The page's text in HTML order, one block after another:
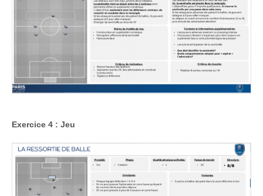
Exercice 4 : Jeu